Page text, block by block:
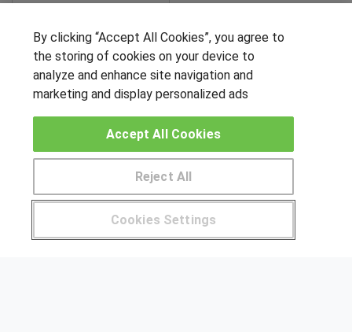
Sobre este curso
Pide más información al centro
¿Tienes alguna duda? 900 264 357
SÍGUENOS EN LAS REDES
OTROS GRUPOS DE INTERES
Muro de los idiomas
Hablemos de empleo
Locos por las becas
By clicking “Accept All Cookies”, you agree to
the storing of cookies on your device to
analyze and enhance site navigation and
marketing and display personalized ads
Cookies Settings
Reject All
Accept All Cookies